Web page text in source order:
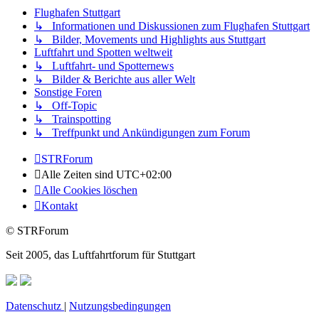
Flughafen Stuttgart
↳ Informationen und Diskussionen zum Flughafen Stuttgart
↳ Bilder, Movements und Highlights aus Stuttgart
Luftfahrt und Spotten weltweit
↳ Luftfahrt- und Spotternews
↳ Bilder & Berichte aus aller Welt
Sonstige Foren
↳ Off-Topic
↳ Trainspotting
↳ Treffpunkt und Ankündigungen zum Forum
STRForum
Alle Zeiten sind UTC+02:00
Alle Cookies löschen
Kontakt
© STRForum
Seit 2005, das Luftfahrtforum für Stuttgart
Datenschutz | Nutzungsbedingungen